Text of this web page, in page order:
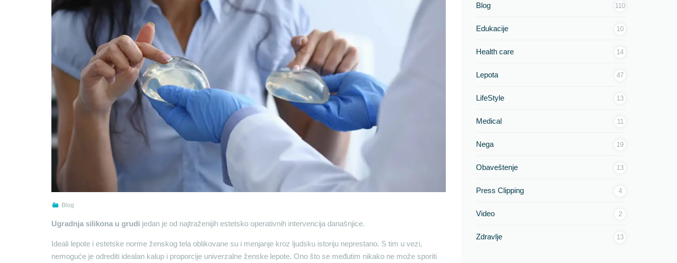
Blog
Ugradnja silikona u grudi jedan je od najtraženijih estetsko operativnih intervencija današnjice.
Ideali lepote i estetske norme ženskog tela oblikovane su i menjanje kroz ljudsku istoriju neprestano. S tim u vezi,
nemoguće je odrediti idealan kalup i proporcije univerzalne ženske lepote. Ono što se međutim nikako ne može sporiti
Blog 110
Edukacije 10
Health care 14
Lepota 47
LifeStyle 13
Medical 11
Nega 19
Obaveštenje 13
Press Clipping 4
Video 2
Zdravlje 13